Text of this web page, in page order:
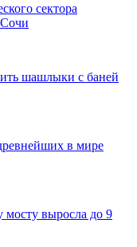
сектора
шашлыки с баней
в мире
выросла до 9